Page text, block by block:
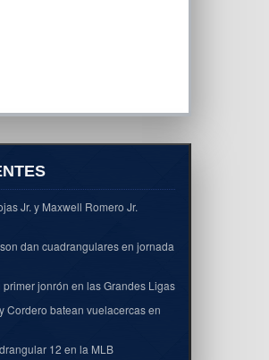
Jr. y Maxwell Romero Jr.
dan cuadrangulares en jornada
jonrón en las Grandes Ligas
Cordero batean vuelacercas en
12 en la MLB